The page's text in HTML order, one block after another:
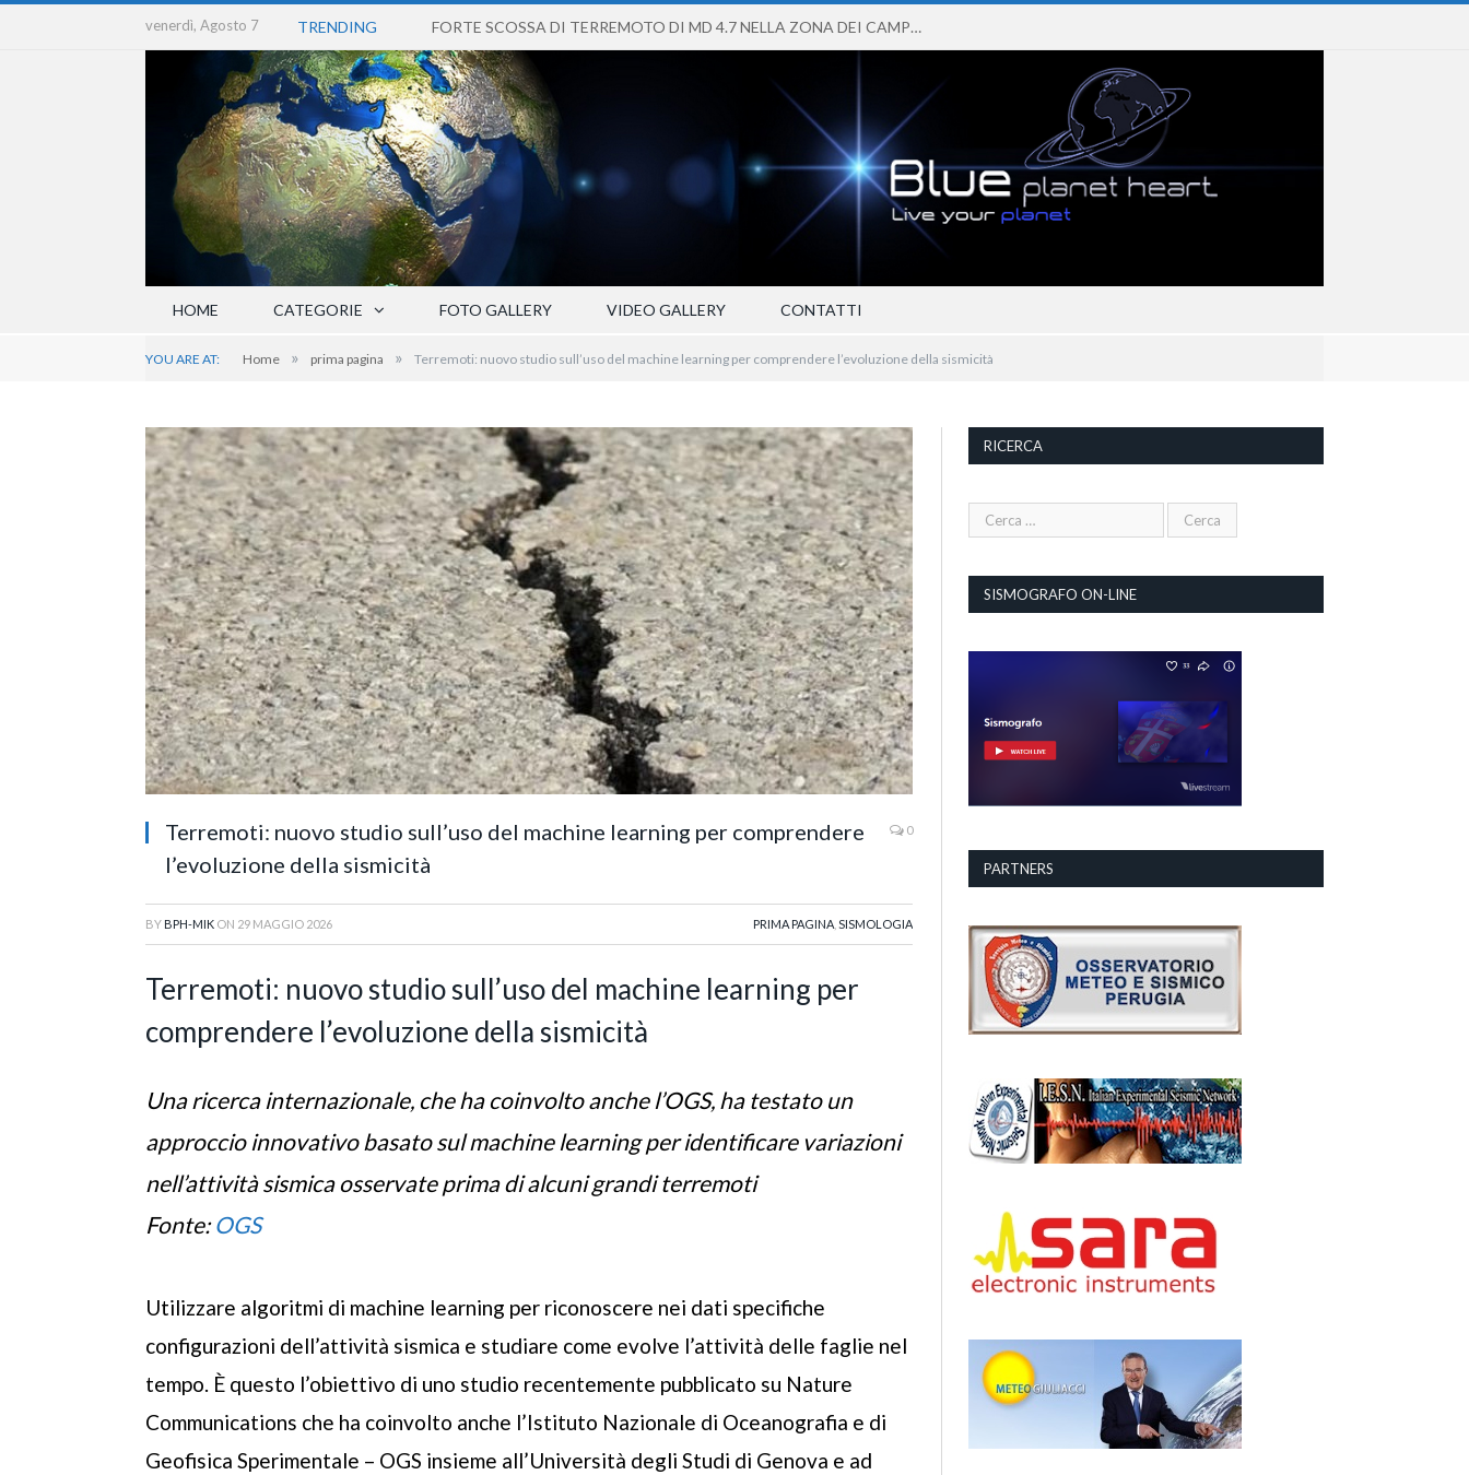
venerdì, Agosto 7 TRENDING FORTE SCOSSA DI TERREMOTO DI MD 4.7 NELLA ZONA DEI CAMPI FLEGREI
HOME CATEGORIE FOTO GALLERY VIDEO GALLERY CONTATTI
YOU ARE AT: Home » prima pagina » Terremoti: nuovo studio sull’uso del machine learning per comprendere l’evoluzione della sismicità
Terremoti: nuovo studio sull’uso del machine learning per comprendere
l’evoluzione della sismicità
0
BY BPH-MIK ON 29 MAGGIO 2026 PRIMA PAGINA SISMOLOGIA
Terremoti: nuovo studio sull’uso del machine learning per
comprendere l’evoluzione della sismicità
Una ricerca internazionale, che ha coinvolto anche l’OGS, ha testato un
approccio innovativo basato sul machine learning per identificare variazioni
nell’attività sismica osservate prima di alcuni grandi terremoti
Fonte:OGS
Utilizzare algoritmi di machine learning per riconoscere nei dati specifiche
configurazioni dell’attività sismica e studiare come evolve l’attività delle faglie nel
tempo. È questo l’obiettivo di uno studio recentemente pubblicato su Nature
Communications che ha coinvolto anche l’Istituto Nazionale di Oceanografia e di
Geofisica Sperimentale – OGS insieme all’Università degli Studi di Genova e ad
RICERCA
SISMOGRAFO ON-LINE
PARTNERS